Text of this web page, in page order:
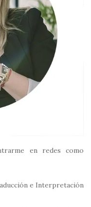
en redes como
e Interpretación